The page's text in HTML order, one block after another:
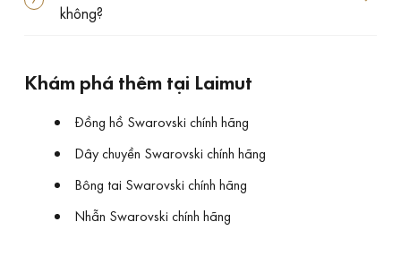
không?
Khám phá thêm tại Laimut
Đồng hồ Swarovski chính hãng
Dây chuyền Swarovski chính hãng
Bông tai Swarovski chính hãng
Nhẫn Swarovski chính hãng